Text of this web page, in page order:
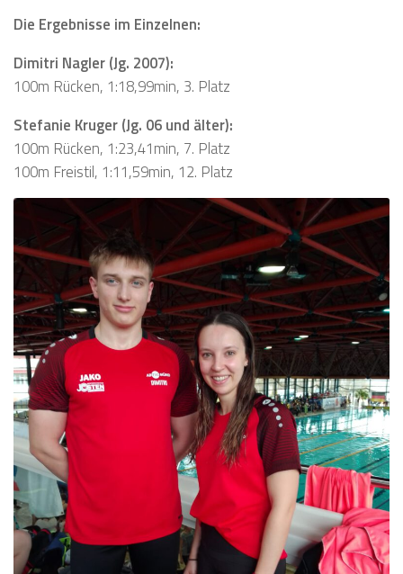
Die Ergebnisse im Einzelnen:
Dimitri Nagler (Jg. 2007):
100m Rücken, 1:18,99min, 3. Platz
Stefanie Kruger (Jg. 06 und älter):
100m Rücken, 1:23,41min, 7. Platz
100m Freistil, 1:11,59min, 12. Platz